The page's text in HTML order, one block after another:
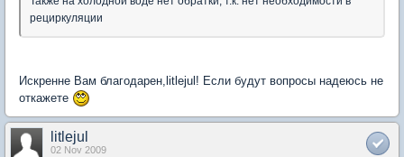
рециркуляции
Искренне Вам благодарен,litlejul! Если будут вопросы надеюсь не
откажете
litlejul
02 Nov 2009